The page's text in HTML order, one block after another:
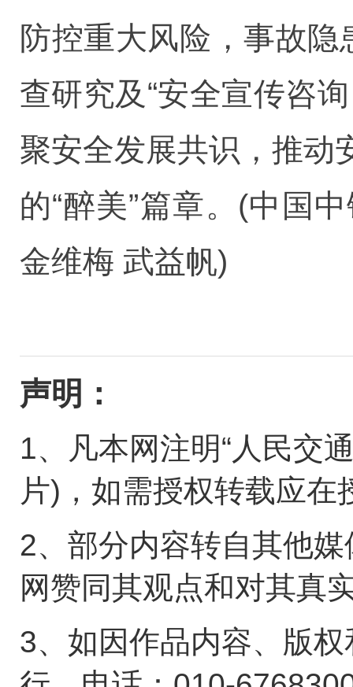
防控重大风险，事故
查研究及“安全宣传咨
聚安全发展共识，推动
的“醉美”篇章。(中国
金维梅 武益帆)
声明：
1、凡本网注明“人民交
片)，如需授权转载应
2、部分内容转自其他
网赞同其观点和对其真
3、如因作品内容、版